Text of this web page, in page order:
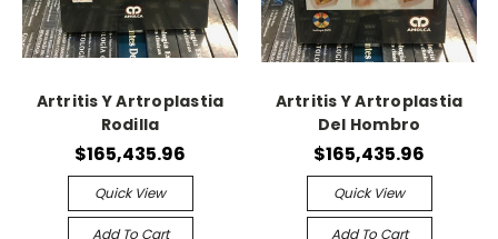
Artritis Y Artroplastia
Rodilla
$165,435.96
Quick View
Add To Cart
Artritis Y Artroplastia
Del Hombro
$165,435.96
Quick View
Add To Cart